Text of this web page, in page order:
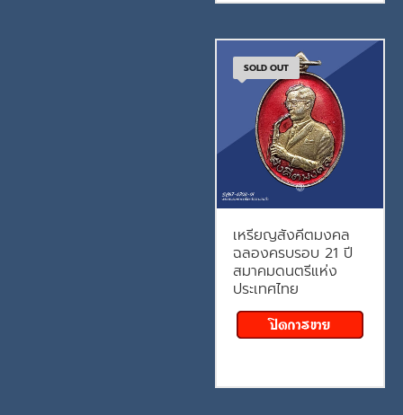
SOLD OUT
เหรียญสังคีตมงคล
ฉลองครบรอบ 21 ปี
สมาคมดนตรีแห่ง
ประเทศไทย